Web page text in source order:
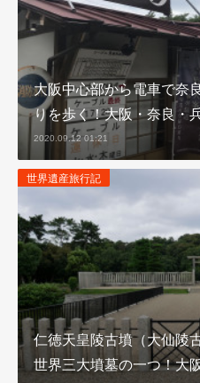
大阪中心部から電車で奈
りを歩く！大阪・奈良・
2020.09.12 01:21
世界遺産旅行記
仁徳天皇陵古墳（大仙陵
世界三大墳墓の一つ！大